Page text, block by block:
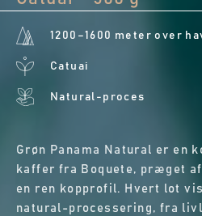
1200–1600 meter over
Catuai
Natural-proces
Grøn Panama Natural er en
kaffer fra Boquete, præget af
en ren kopprofil. Hvert lot
natural-processering, fra